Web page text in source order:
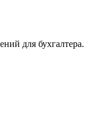
для бухгалтера.